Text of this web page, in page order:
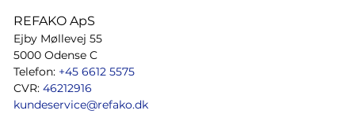
REFAKO ApS
Ejby Møllevej 55
5000 Odense C
Telefon: +45 6612 5575
CVR: 46212916
kundeservice@refako.dk